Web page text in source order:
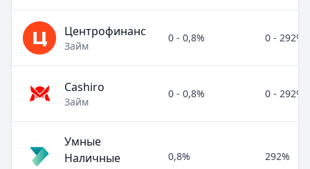
Центрофинанс
Займ
0 - 0,8% 0 - 292%
Cashiro
Займ
0 - 0,8% 0 - 292%
Умные
Наличные
0,8% 292%